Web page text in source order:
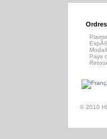
Ordres
Pays
© 2010